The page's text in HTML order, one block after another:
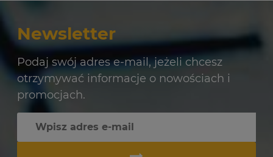
Newsletter
Podaj swój adres e-mail, jeżeli chcesz
otrzymywać informacje o nowościach i
promocjach.